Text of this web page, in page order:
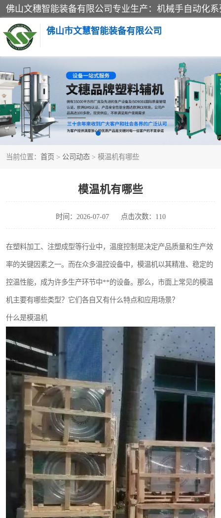
佛山市文慧智能装备有限公司
当前位置： 首页 > 公司动态 > 模温机有哪些
模温机有哪些
时间：2026-07-07 点击次数：110
在塑料加工、注塑成型等行业中，温度控制是决定产品质量和生产效
率的关键因素之一。而在众多温控设备中，模温机以其精准、稳定的
控温性能，成为许多生产环节中**的设备。那么，市面上常见的模温
机主要有哪些类型？它们各自又有什么特点和应用场景？
什么是模温机
粉碎回收系列
塑料破碎机
三机一体除湿干燥机
塑料混色机